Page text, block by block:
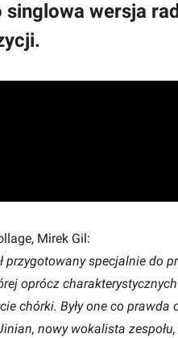
singlowa wersja
Mirek Gil:
przygotowany specjalnie do
oprócz
chórki. Były one co prawda
nowy wokalista